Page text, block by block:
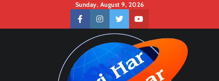
content
Sunday, August 9, 2026
facebookinstagramtwitteryoutube